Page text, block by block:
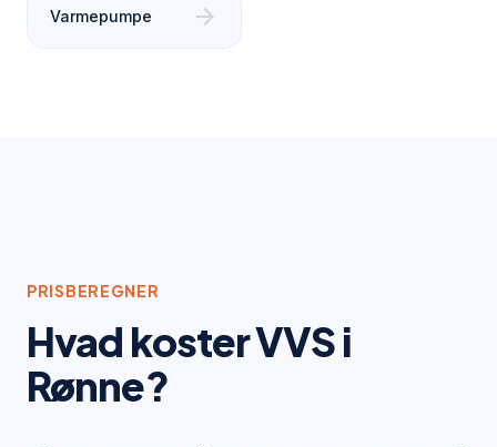
Varmepumpe arrow_forward
PRISBEREGNER
Hvad koster VVS i
Rønne?